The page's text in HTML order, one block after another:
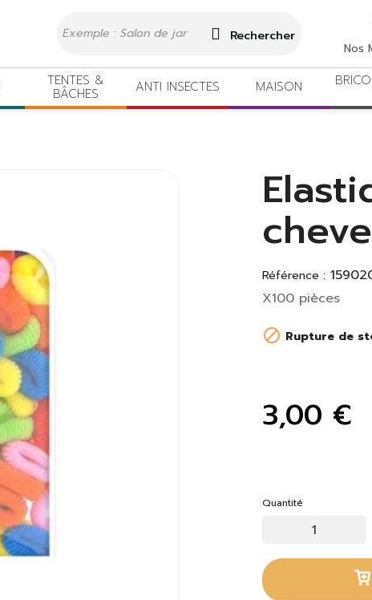
Rechercher
Nos
TENTES &
BÂCHES ANTI INSECTES MAISON
Référence :
X100 pièces
 Rupture de
3,00 €
Quantité